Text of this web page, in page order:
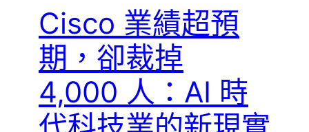
Cisco 業績超預
期，卻裁掉
4,000 人：AI 時